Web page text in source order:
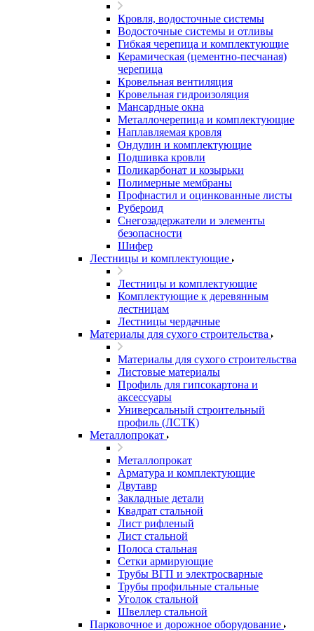
Кровля, водосточные системы
Водосточные системы и отливы
Гибкая черепица и комплектующие
Керамическая (цементно-песчаная)
черепица
Кровельная вентиляция
Кровельная гидроизоляция
Мансардные окна
Металлочерепица и комплектующие
Наплавляемая кровля
Ондулин и комплектующие
Подшивка кровли
Поликарбонат и козырьки
Полимерные мембраны
Профнастил и оцинкованные листы
Рубероид
Снегозадержатели и элементы
безопасности
Шифер
Лестницы и комплектующие
Лестницы и комплектующие
Комплектующие к деревянным
лестницам
Лестницы чердачные
Материалы для сухого строительства
Материалы для сухого строительства
Листовые материалы
Профиль для гипсокартона и
аксессуары
Универсальный строительный
профиль (ЛСТК)
Металлопрокат
Металлопрокат
Арматура и комплектующие
Двутавр
Закладные детали
Квадрат стальной
Лист рифленый
Лист стальной
Полоса стальная
Сетки армирующие
Трубы ВГП и электросварные
Трубы профильные стальные
Уголок стальной
Швеллер стальной
Парковочное и дорожное оборудование